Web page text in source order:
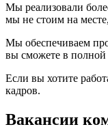
Мы реализовали
мы не стоим на
Мы обеспечиваем
вы сможете в полной
Если вы хотите
кадров.
Вакансии